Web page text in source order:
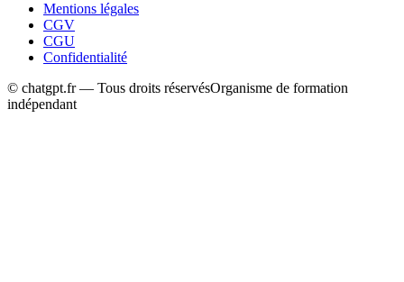
Mentions légales
CGV
CGU
Confidentialité
© chatgpt.fr — Tous droits réservésOrganisme de formation
indépendant